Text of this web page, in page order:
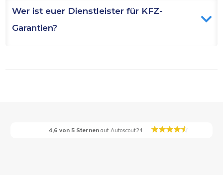
Wer ist euer Dienstleister für KFZ-
Garantien?
4,6 von 5 Sternen auf Autoscout24